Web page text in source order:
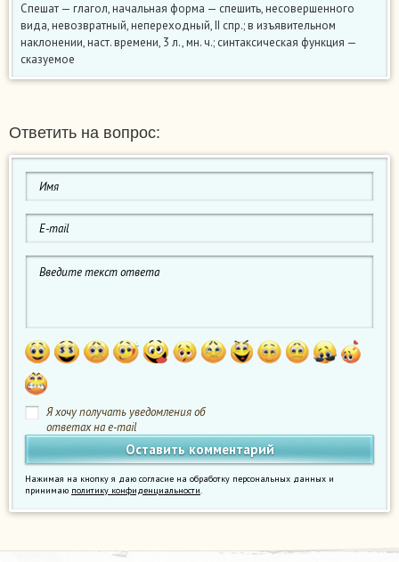
Спешат — глагол, начальная форма — спешить, несовершенного
вида, невозвратный, непереходный, II спр.; в изъявительном
наклонении, наст. времени, 3 л., мн. ч.; синтаксическая функция —
сказуемое
Ответить на вопрос:
Я хочу получать уведомления об
ответах на e-mail
Нажимая на кнопку я даю согласие на обработку персональных данных и
принимаю политику конфиденциальности.